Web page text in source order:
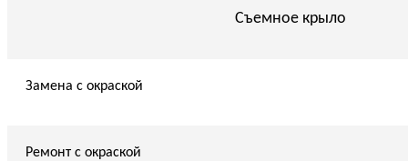
Съемное крыло
Замена с окраской
Ремонт с окраской